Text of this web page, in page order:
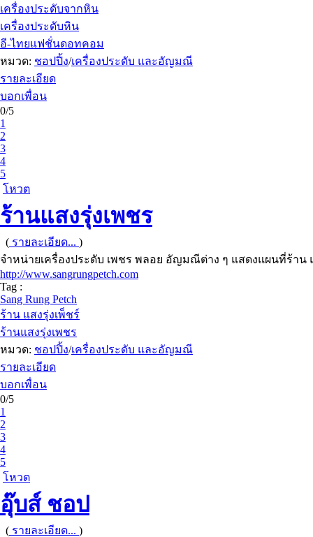
เครื่องประดับจากหิน
เครื่องประดับหิน
อี-ไทยแฟชั่นดอทคอม
หมวด: ชอปปิ้ง/เครื่องประดับ และอัญมณี
รายละเอียด
บอกเพื่อน
0/5
1
2
3
4
5
โหวต
ร้านแสงรุ่งเพชร
( รายละเอียด... )
จำหน่ายเครื่องประดับ เพชร พลอย อัญมณีต่าง ๆ แสดงแผนที่ร้าน
http://www.sangrungpetch.com
Tag :
Sang Rung Petch
ร้าน แสงรุ่งเพ็ชร์
ร้านแสงรุ่งเพชร
หมวด: ชอปปิ้ง/เครื่องประดับ และอัญมณี
รายละเอียด
บอกเพื่อน
0/5
1
2
3
4
5
โหวต
อุ๊บส์ ชอป
( รายละเอียด... )